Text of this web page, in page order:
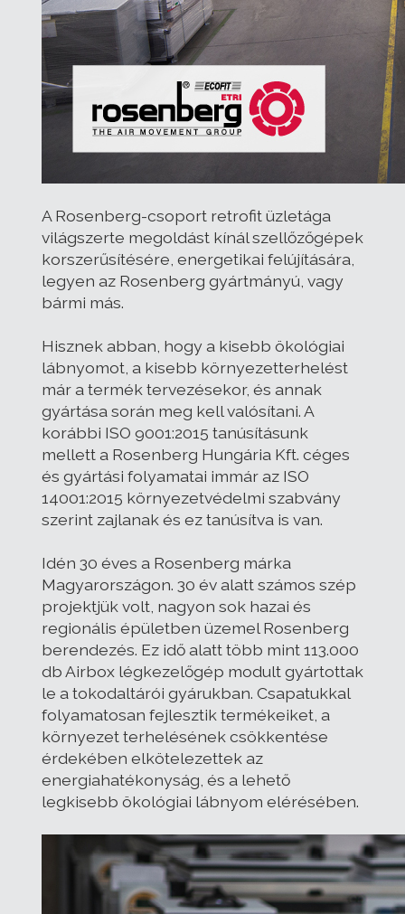
A Rosenberg-csoport retrofit üzletága
világszerte megoldást kínál szellőzőgépek
korszerűsítésére, energetikai felújítására,
legyen az Rosenberg gyártmányú, vagy
bármi más.
Hisznek abban, hogy a kisebb ökológiai
lábnyomot, a kisebb környezetterhelést
már a termék tervezésekor, és annak
gyártása során meg kell valósítani. A
korábbi ISO 9001:2015 tanúsításunk
mellett a Rosenberg Hungária Kft. céges
és gyártási folyamatai immár az ISO
14001:2015 környezetvédelmi szabvány
szerint zajlanak és ez tanúsítva is van.
Idén 30 éves a Rosenberg márka
Magyarországon. 30 év alatt számos szép
projektjük volt, nagyon sok hazai és
regionális épületben üzemel Rosenberg
berendezés. Ez idő alatt több mint 113.000
db Airbox légkezelőgép modult gyártottak
le a tokodaltárói gyárukban. Csapatukkal
folyamatosan fejlesztik termékeiket, a
környezet terhelésének csökkentése
érdekében elkötelezettek az
energiahatékonyság, és a lehető
legkisebb ökológiai lábnyom elérésében.